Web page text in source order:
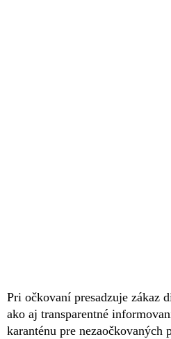
Pri očkovaní presadzuje zákaz
ako aj transparentné
karanténu pre nezaočkovaných